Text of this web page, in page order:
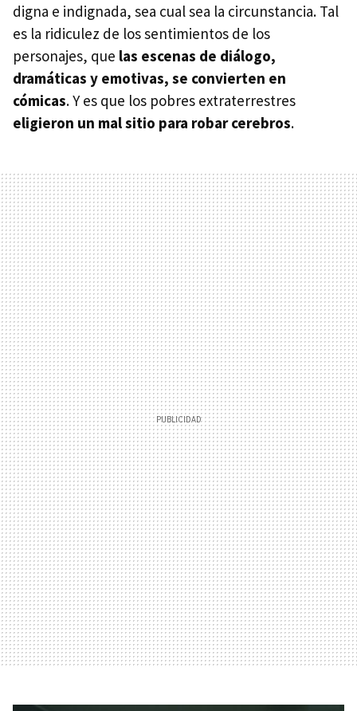
digna e indignada, sea cual sea la circunstancia. Tal
es la ridiculez de los sentimientos de los
personajes, que las escenas de diálogo,
dramáticas y emotivas, se convierten en
cómicas. Y es que los pobres extraterrestres
eligieron un mal sitio para robar cerebros.